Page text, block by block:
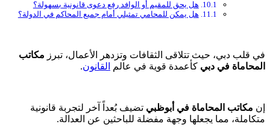
هل يحق للمقيم أو الوافد رفع دعوى قانونية بسهولة؟
هل يمكن للمحامي تمثيلي أمام جميع المحاكم في الدولة؟
في قلب دبي، حيث تتلاقى الثقافات وتزدهر الأعمال، تبرز مكاتب
المحاماة في دبي كأعمدة قوية في عالم القانون.
إن مكاتب المحاماة في أبوظبي تضيف بُعداً آخر لتجربة قانونية
متكاملة، مما يجعلها وجهة مفضلة للباحثين عن العدالة.